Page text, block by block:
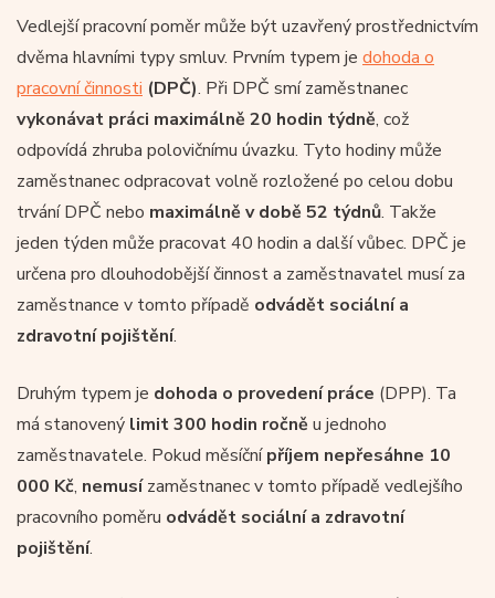
Vedlejší pracovní poměr může být uzavřený prostřednictvím
dvěma hlavními typy smluv. Prvním typem je dohoda o
pracovní činnosti (DPČ). Při DPČ smí zaměstnanec
vykonávat práci maximálně 20 hodin týdně, což
odpovídá zhruba polovičnímu úvazku. Tyto hodiny může
zaměstnanec odpracovat volně rozložené po celou dobu
trvání DPČ nebo maximálně v době 52 týdnů. Takže
jeden týden může pracovat 40 hodin a další vůbec. DPČ je
určena pro dlouhodobější činnost a zaměstnavatel musí za
zaměstnance v tomto případě odvádět sociální a
zdravotní pojištění.
Druhým typem je dohoda o provedení práce (DPP). Ta
má stanovený limit 300 hodin ročně u jednoho
zaměstnavatele. Pokud měsíčnípříjem nepřesáhne 10
000 Kč, nemusízaměstnanec v tomto případě vedlejšího
pracovního poměru odvádět sociální a zdravotní
pojištění.